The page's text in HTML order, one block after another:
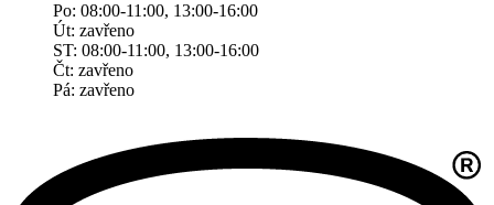
Po: 08:00-11:00, 13:00-16:00
Út: zavřeno
ST: 08:00-11:00, 13:00-16:00
Čt: zavřeno
Pá: zavřeno